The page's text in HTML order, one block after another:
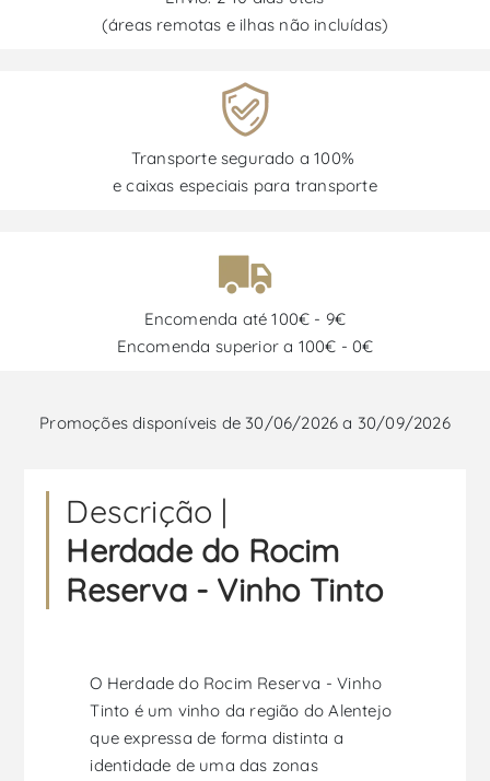
(áreas remotas e ilhas não incluídas)
Transporte segurado a 100%
e caixas especiais para transporte
Encomenda até 100€ - 9€
Encomenda superior a 100€ - 0€
Promoções disponíveis de 30/06/2026 a 30/09/2026
Descrição |
Herdade do Rocim
Reserva - Vinho Tinto
O Herdade do Rocim Reserva - Vinho
Tinto é um vinho da região do Alentejo
que expressa de forma distinta a
identidade de uma das zonas